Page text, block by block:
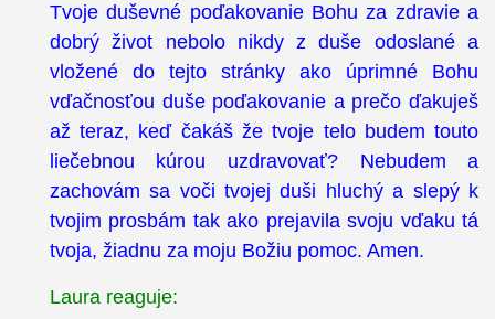
Tvoje duševné poďakovanie Bohu za zdravie a
dobrý život nebolo nikdy z duše odoslané a
vložené do tejto stránky ako úprimné Bohu
vďačnosťou duše poďakovanie a prečo ďakuješ
až teraz, keď čakáš že tvoje telo budem touto
liečebnou kúrou uzdravovať? Nebudem a
zachovám sa voči tvojej duši hluchý a slepý k
tvojim prosbám tak ako prejavila svoju vďaku tá
tvoja, žiadnu za moju Božiu pomoc. Amen.
Laura reaguje: